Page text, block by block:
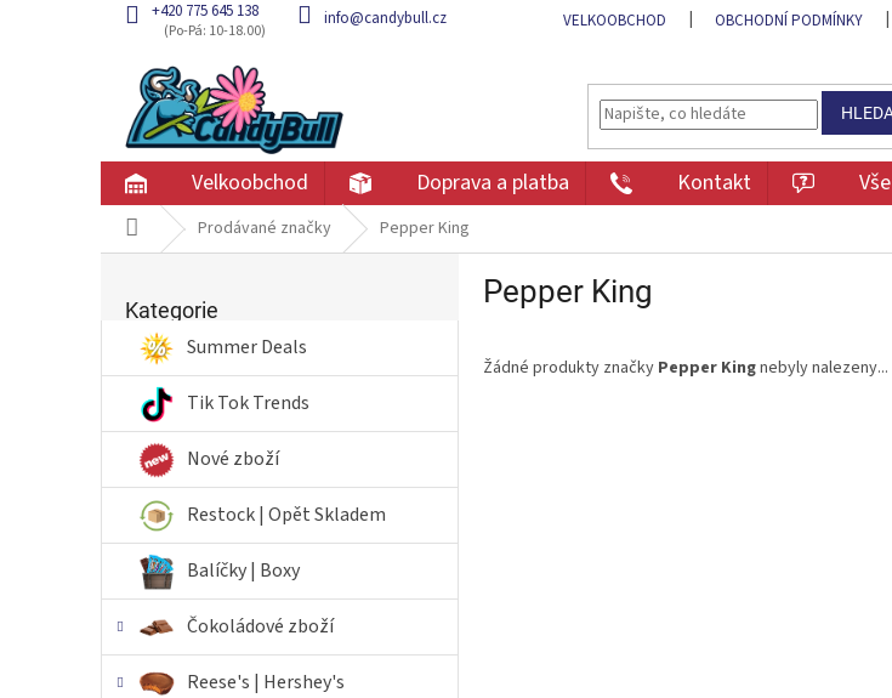
+420 775 645 138 info@candybull.cz VELKOOBCHOD OBCHODNÍ PODMÍNKY
Velkoobchod Doprava a platba Kontakt
Domů Prodávané značky Pepper King
r
n
í
kategorie
Kategorie
Summer Deals
Tik Tok Trends
Nové zboží
Restock | Opět Skladem
Balíčky | Boxy
Čokoládové zboží
Reese's | Hershey's
Pepper King
Žádné produkty značky Pepper Kingnebyly nalezeny...